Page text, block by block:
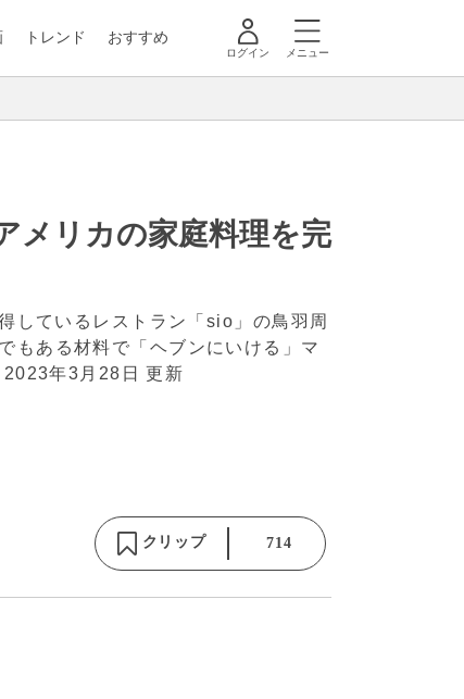
トレンド おすすめ
ログイン メニュー
メリカの家庭料理を完
しているレストラン「sio」の鳥羽周
もある材料で「ヘブンにいける」マ
2023年3月28日 更新
クリップ 714